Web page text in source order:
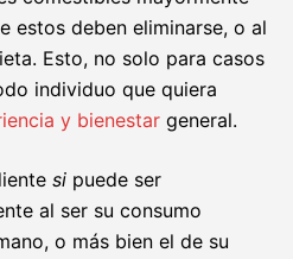
estos deben eliminarse, o al
Esto, no solo para casos
individuo que quiera
y bienestar general.
si puede ser
al ser su consumo
o más bien el de su